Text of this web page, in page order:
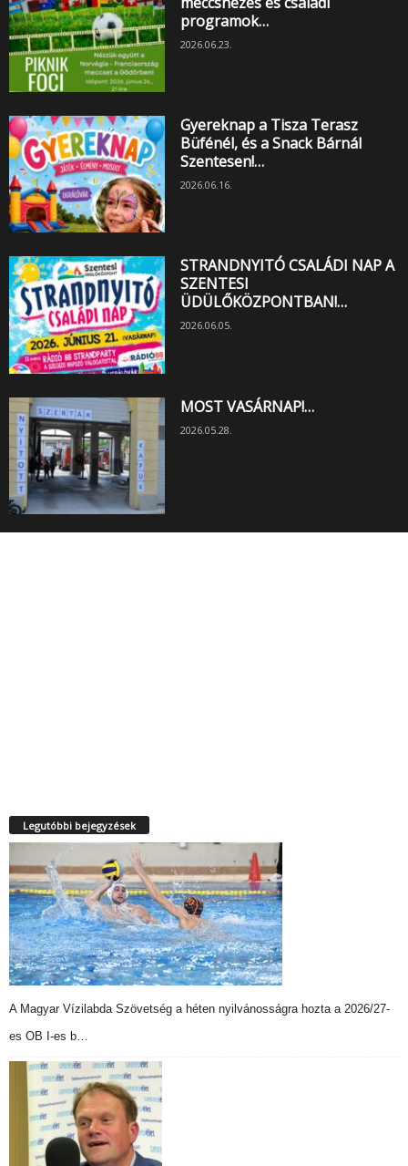
programok…
2026.06.23.
Gyereknap a Tisza Terasz
Büfénél, és a Snack Bárnál
Szentesen!…
2026.06.16.
STRANDNYITÓ CSALÁDI NAP A
SZENTESI
ÜDÜLŐKÖZPONTBAN!…
2026.06.05.
MOST VASÁRNAP!…
2026.05.28.
Legutóbbi bejegyzések
A Magyar Vízilabda Szövetség a héten nyilvánosságra hozta a 2026/27-
es OB I-es b…